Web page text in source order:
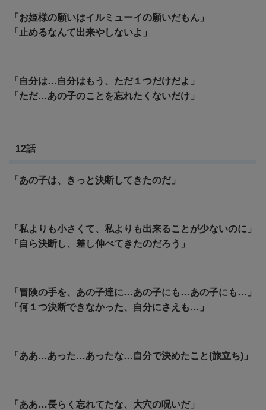
「お姫様の願いはイルミューイの願いだもん」
「止めるなんて出来やしないよ」
「自分は…自分はもう、ただ１つだけだよ」
「ただ…あの子のことを忘れたくないだけ」
12話
「あの子は、きっと決断してきたのだ」
「私よりも小さくて、私よりも出来ることが少ないのに」
「自ら決断し、差し伸べてきたのだろう」
「冒険の手を、あの子達に…あの子にも…あの子にも…」
「何１つ決断できなかった、自分にさえも…」
「ああ…あった…あったな…自分で決めたこと(旅立ち)」
「ああ…長らく忘れてたな、大穴の呪いだ」